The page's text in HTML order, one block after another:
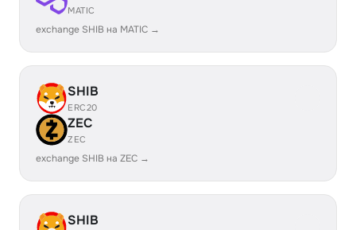
MATIC
exchange SHIB на MATIC →
SHIB
ERC20
ZEC
ZEC
exchange SHIB на ZEC →
SHIB